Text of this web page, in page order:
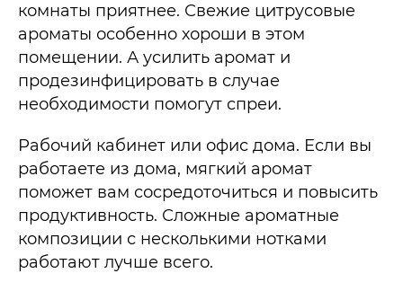
комнаты приятнее. Свежие цитрусовые
ароматы особенно хороши в этом
помещении. А усилить аромат и
продезинфицировать в случае
необходимости помогут спреи.
Рабочий кабинет или офис дома. Если вы
работаете из дома, мягкий аромат
поможет вам сосредоточиться и повысить
продуктивность. Сложные ароматные
композиции с несколькими нотками
работают лучше всего.